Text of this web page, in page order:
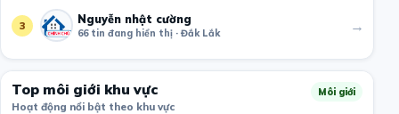
3 Nguyễn nhật cường
66 tin đang hiển thị · Đắk Lắk →
Top môi giới khu vực
Hoạt động nổi bật theo khu vực
Môi giới